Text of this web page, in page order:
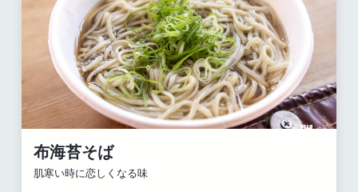
布海苔そば
肌寒い時に恋しくなる味